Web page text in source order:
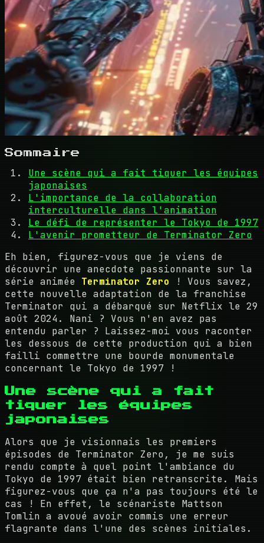
Sommaire
Une scène qui a fait tiquer les équipes
japonaises
L'importance de la collaboration
interculturelle dans l'animation
Le défi de représenter le Tokyo de 1997
L'avenir prometteur de Terminator Zero
Eh bien, figurez-vous que je viens de
découvrir une anecdote passionnante sur la
série animée Terminator Zero ! Vous savez,
cette nouvelle adaptation de la franchise
Terminator qui a débarqué sur Netflix le 29
août 2024. Nani ? Vous n'en avez pas
entendu parler ? Laissez-moi vous raconter
les dessous de cette production qui a bien
failli commettre une bourde monumentale
concernant le Tokyo de 1997 !
Une scène qui a fait
tiquer les équipes
japonaises
Alors que je visionnais les premiers
épisodes de Terminator Zero, je me suis
rendu compte à quel point l'ambiance du
Tokyo de 1997 était bien retranscrite. Mais
figurez-vous que ça n'a pas toujours été le
cas ! En effet, le scénariste Mattson
Tomlin a avoué avoir commis une erreur
flagrante dans l'une des scènes initiales.